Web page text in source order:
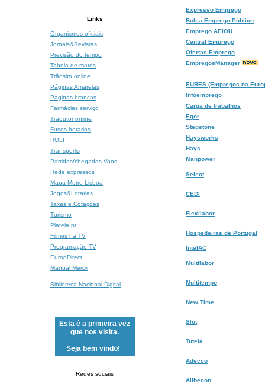
Links
Organismos oficiais
Jornais&Revistas
Previsão do tempo
Tabela de marés
Trânsito online
Páginas Amarelas
Páginas brancas
Farmácias serviço
Tradutor online
Fusos horários
ROLI
Transporlis
Partidas/chegadas Voos
Rede expressos
Mapa Metro Lisboa
Jogos&Lotarias
Taxas e Cotações
Turismo
Plateia.pt
Filmes na TV
Programação TV
EuropDirect
Manual Merck
Biblioteca Nacional Digital
Esta é a primeira vez
que nos visita.
Seja bem vindo!
Redes sociais
Expresso Emprego
Bolsa Emprego Público
Emprego AEIOU
Central Emprego
Ofertas-Emprego
EmpregosManager
EURES (Empregos na
Infoemprego
Carga de trabalhos
Egor
Stepstone
Haysworks
Hays
Manpower
Select
CEDI
Flexilabor
Hospedeiras de Portugal
IntelAC
Multilabor
Multitempo
New Time
Slot
Tutela
Adecco
Allbecon